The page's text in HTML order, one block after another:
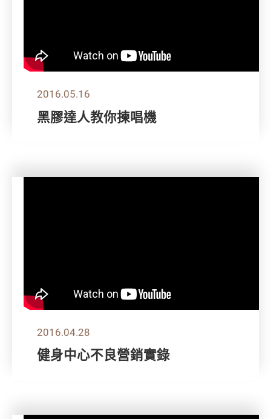
2016.05.16
黑膠達人教你揀唱機
2016.04.28
健身中心不良營銷實錄